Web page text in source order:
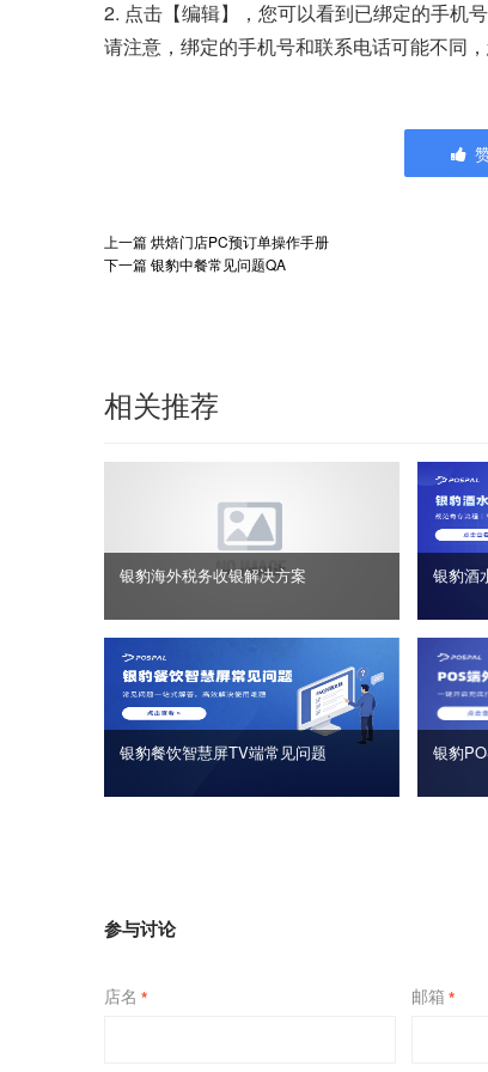
2. 点击【编辑】，您可以看到已绑定的手机号
请注意，绑定的手机号和联系电话可能不同
上一篇烘焙门店PC预订单操作手册
下一篇银豹中餐常见问题QA
相关推荐
银豹海外税务收银解决方案 银豹酒
银豹餐饮智慧屏TV端常见问题 银豹
参与讨论
店名 * 邮箱 *